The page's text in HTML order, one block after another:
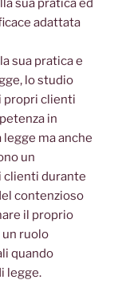
sua pratica ed
adattata
sua pratica e
lo studio
propri clienti
in
legge ma anche
un
clienti durante
contenzioso
il proprio
ruolo
quando
legge.